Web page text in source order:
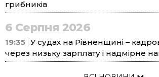
грибників
6 Серпня 2026
19:35 У судах на Рівненщині –
через низьку зарплату і надмірне